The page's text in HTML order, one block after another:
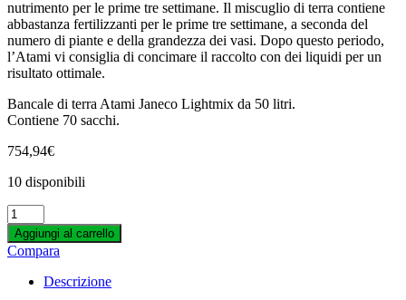
Trikoma Seeds
Trimbag
Triminator
Trimpro
TrolMaster
Twister
Vaporite
White Label
Xtreme Gardening
Zerum
nutrimento per le prime tre settimane. Il miscuglio di terra contiene
abbastanza fertilizzanti per le prime tre settimane, a seconda del
numero di piante e della grandezza dei vasi. Dopo questo periodo,
l’Atami vi consiglia di concimare il raccolto con dei liquidi per un
risultato ottimale.
Bancale di terra Atami Janeco Lightmix da 50 litri.
Contiene 70 sacchi.
754,94€
10 disponibili
BANCALE
ATAMI
TERRA
JANECO
LIGHTMIX
Aggiungi al carrello
Compara
Descrizione